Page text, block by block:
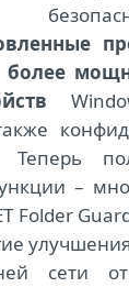
более
–
Folder
сети